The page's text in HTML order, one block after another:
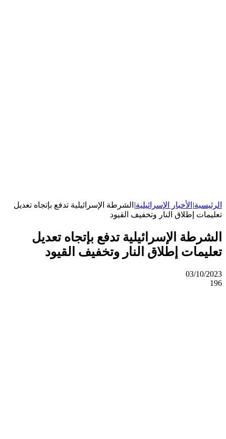
الرئيسية| الأخبار الإسرائيلية| الشرطة الإسرائيلية تدفع بإتجاه تعديل
تعليمات إطلاق النار وتخفيف القيود
الشرطة الإسرائيلية تدفع بإتجاه تعديل
تعليمات إطلاق النار وتخفيف القيود
03/10/2023
196